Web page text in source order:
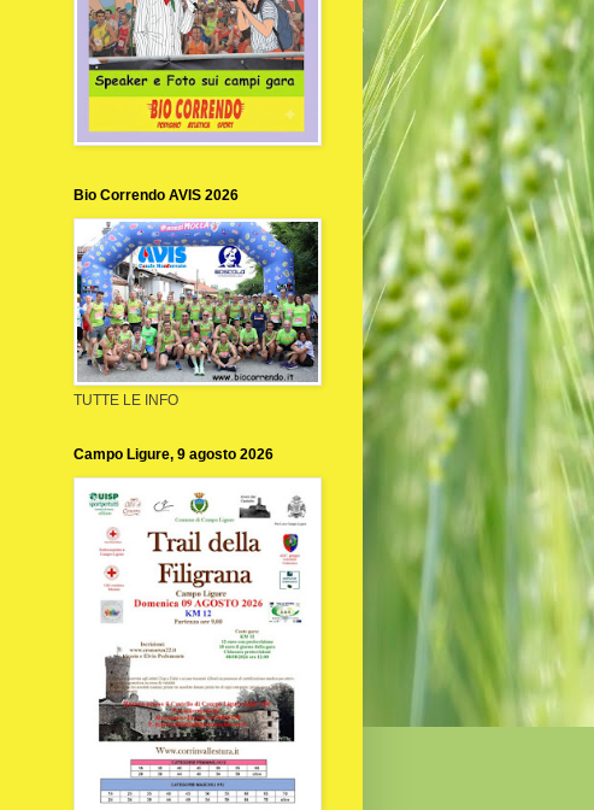
Bio Correndo AVIS 2026
TUTTE LE INFO
Campo Ligure, 9 agosto 2026